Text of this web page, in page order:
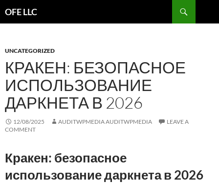
OFE LLC
UNCATEGORIZED
КРАКЕН: БЕЗОПАСНОЕ
ИСПОЛЬЗОВАНИЕ
ДАРКНЕТА В 2026
12/08/2025 AUDITWPMEDIA AUDITWPMEDIA
LEAVE A
COMMENT
Кракен: безопасное
использование даркнета в 2026